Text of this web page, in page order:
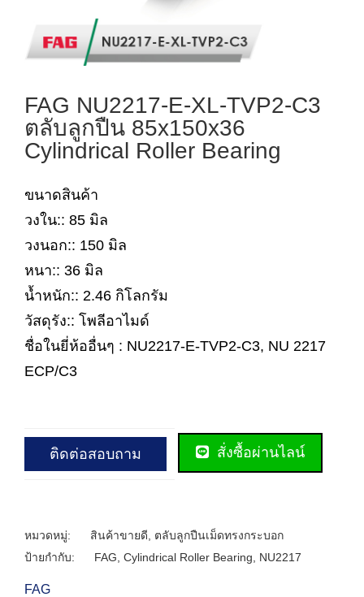
FAG NU2217-E-XL-TVP2-C3
ตลับลูกปืน 85x150x36
Cylindrical Roller Bearing
ขนาดสินค้า
วงใน:: 85 มิล
วงนอก:: 150 มิล
หนา:: 36 มิล
น้ำหนัก:: 2.46 กิโลกรัม
วัสดุรัง:: โพลีอาไมด์
ชื่อในยี่ห้ออื่นๆ : NU2217-E-TVP2-C3, NU 2217
ECP/C3
ติดต่อสอบถาม สั่งซื้อผ่านไลน์
หมวดหมู่: สินค้าขายดี
ตลับลูกปืนเม็ดทรงกระบอก
ป้ายกำกับ:
FAG Cylindrical Roller Bearing NU2217
FAG